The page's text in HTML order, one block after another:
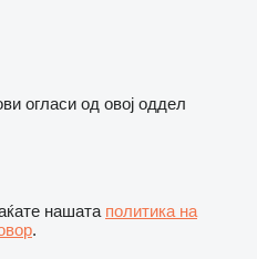
огласи од овој оддел
нашата политика на
.